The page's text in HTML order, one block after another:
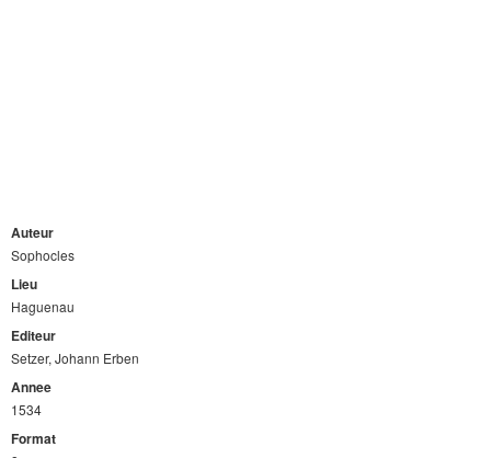
Auteur
Sophocles
Lieu
Haguenau
Editeur
Setzer, Johann Erben
Annee
1534
Format